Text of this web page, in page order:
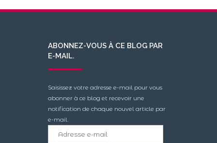
ABONNEZ-VOUS À CE BLOG PAR
E-MAIL.
Saisissez votre adresse e-mail pour vous
abonner à ce blog et recevoir une
notification de chaque nouvel article par
e-mail.